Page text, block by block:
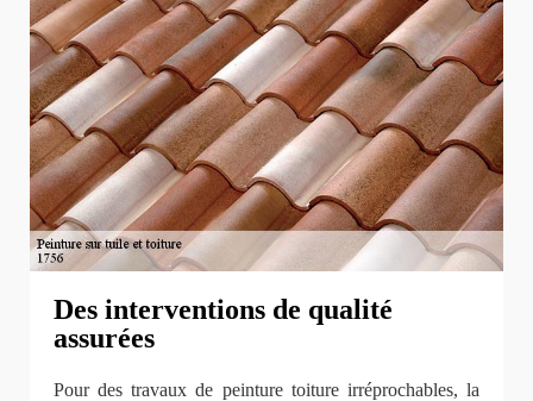
Des interventions de qualité
assurées
Pour des travaux de peinture toiture irréprochables, la